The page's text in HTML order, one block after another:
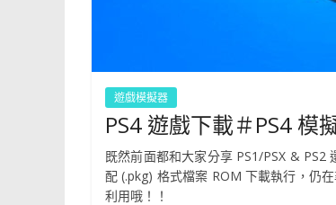
遊戲模擬器
PS4 遊戲下載＃PS4 模
既然前面都和大家分享 PS1/PSX &
配 (.pkg) 格式檔案 ROM 下載執行，仍
利用哦！！